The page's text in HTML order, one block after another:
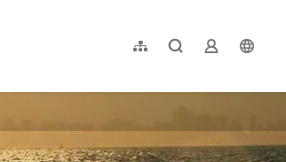
網站導覽全文檢索業者登入
简体中文
日本語